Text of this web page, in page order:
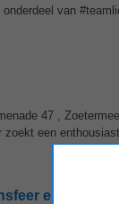
van
47 ,
zoekt een
en